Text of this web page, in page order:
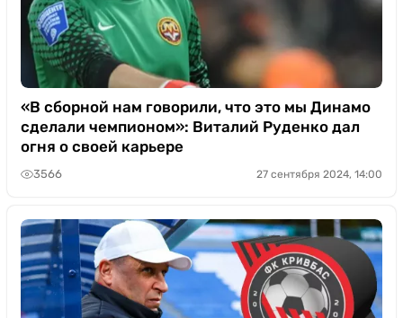
«В сборной нам говорили, что это мы Динамо
сделали чемпионом»: Виталий Руденко дал
огня о своей карьере
3566 27 сентября 2024, 14:00